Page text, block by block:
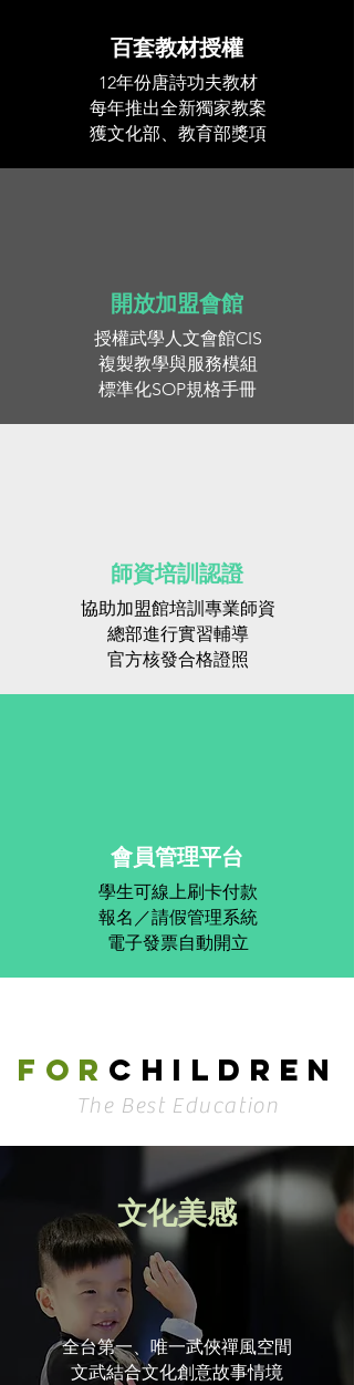
百套教材授權
12年份唐詩功夫教材
每年推出全新獨家教案
獲文化部、 教育部獎項
開放加盟會館
授權武學人文會館CIS
複製教學與服務模組
標準化SOP規格手冊
師資培訓認證
協助加盟館培訓專業師資
總部進行實習輔導
官方核發合格證照
會員管理平台
學生可線上刷卡付款
報名／請假管理系統
​電子發票自動開立
For children
The Best Education
​文化美感
全台第一、唯一武俠禪風空間
文武結合文化創意故事情境